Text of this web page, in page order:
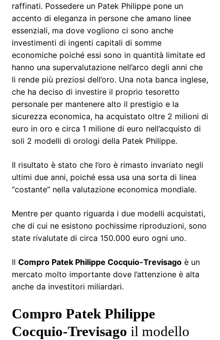
raffinati. Possedere un Patek Philippe pone un
accento di eleganza in persone che amano linee
essenziali, ma dove vogliono ci sono anche
investimenti di ingenti capitali di somme
economiche poiché essi sono in quantità limitate ed
hanno una supervalutazione nell’arco degli anni che
li rende più preziosi dell’oro. Una nota banca inglese,
che ha deciso di investire il proprio tesoretto
personale per mantenere alto il prestigio e la
sicurezza economica, ha acquistato oltre 2 milioni di
euro in oro e circa 1 milione di euro nell’acquisto di
soli 2 modelli di orologi della Patek Philippe.
Il risultato è stato che l’oro è rimasto invariato negli
ultimi due anni, poiché essa usa una sorta di linea
“costante” nella valutazione economica mondiale.
Mentre per quanto riguarda i due modelli acquistati,
che di cui ne esistono pochissime riproduzioni, sono
state rivalutate di circa 150.000 euro ogni uno.
Il Compro Patek Philippe Cocquio-Trevisago è un
mercato molto importante dove l’attenzione è alta
anche da investitori miliardari.
Compro Patek Philippe
Cocquio-Trevisago il modello